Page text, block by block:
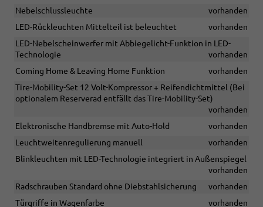
Nebelschlussleuchte
vorhanden
LED-Rückleuchten Mittelteil ist beleuchtet
vorhanden
LED-Nebelscheinwerfer mit Abbiegelicht-Funktion in LED-
Technologie
vorhanden
Coming Home & Leaving Home Funktion
vorhanden
Tire-Mobility-Set 12 Volt-Kompressor + Reifendichtmittel (Bei
optionalem Reserverad entfällt das Tire-Mobility-Set)
vorhanden
Elektronische Handbremse mit Auto-Hold
vorhanden
Leuchtweitenregulierung manuell
vorhanden
Blinkleuchten mit LED-Technologie integriert in Außenspiegel
vorhanden
Radschrauben Standard ohne Diebstahlsicherung
vorhanden
Türgriffe in Wagenfarbe
vorhanden